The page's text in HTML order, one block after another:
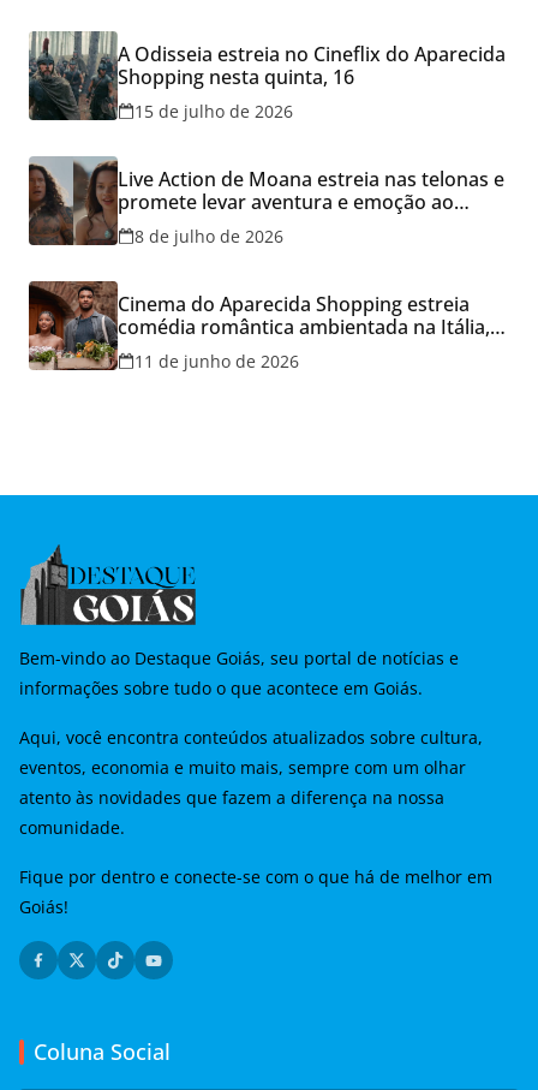
A Odisseia estreia no Cineflix do Aparecida
Shopping nesta quinta, 16
15 de julho de 2026
Live Action de Moana estreia nas telonas e
promete levar aventura e emoção ao
Cineflix do Aparecida Shopping
8 de julho de 2026
Cinema do Aparecida Shopping estreia
comédia romântica ambientada na Itália,
hoje e lança promoção para o Dia dos
Namorados
11 de junho de 2026
Bem-vindo ao Destaque Goiás, seu portal de notícias e
informações sobre tudo o que acontece em Goiás.
Aqui, você encontra conteúdos atualizados sobre cultura,
eventos, economia e muito mais, sempre com um olhar
atento às novidades que fazem a diferença na nossa
comunidade.
Fique por dentro e conecte-se com o que há de melhor em
Goiás!
Coluna Social